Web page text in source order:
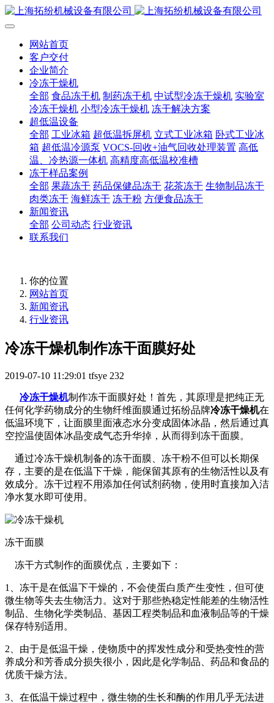
网站首页
客户交付
企业简介
冷冻干燥机
全部 食品冻干机 制药冻干机 中试型冷冻干燥机 实验室
冷冻干燥机 小型冷冻干燥机 冻干解决方案
超低温设备
全部 工业冰箱 超低温拆屏机 立式工业冰箱 卧式工业冰
箱 超低温冷源泵 VOCS-回收+油气回收处理装置 高低
温、冷热源一体机 高精度高低温校准槽
冻干样品案例
全部 果蔬冻干 药品保健品冻干 花茶冻干 生物制品冻干
肉类冻干 海鲜冻干 冻干粉 方便食品冻干
新闻资讯
全部 公司动态 行业资讯
联系我们
你的位置
网站首页
新闻资讯
行业资讯
冷冻干燥机制作冻干面膜好处
2019-07-10 11:29:01 tfsye 232
冷冻干燥机制作冻干面膜好处！首先，其原理是把纯正无
任何化学药物成分的生物纤维面膜通过拓纷品牌冷冻干燥机在
低温环境下，让面膜里面液态水分变成固体冰晶，然后通过真
空控温使固体冰晶变成气态升华掉，从而得到冻干面膜。
通过冷冻干燥机制备的冻干面膜、冻干粉不但可以长期保
存，主要的是在低温下干燥，能保留其原有的生物活性以及有
效成分。冻干过程不用添加任何试剂药物，使用时直接加入洁
净水复水即可使用。
冻干面膜
冻干方式制作的面膜优点，主要如下：
1、冻干是在低温下干燥的，不会使蛋白质产生变性，但可使
微生物等失去生物活力。这对于那些热稳定性能差的生物活性
制品、生物化学类制品、基因工程类制品和血液制品等的干燥
保存特别适用。
2、由于是低温干燥，使物质中的挥发性成分和受热变性的营
养成分和芳香成分损失很小，因此是化学制品、药品和食品的
优质干燥方法。
3、在低温干燥过程中，微生物的生长和酶的作用几乎无法进